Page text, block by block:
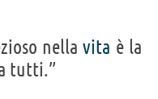
nellavita è la
tutti.”